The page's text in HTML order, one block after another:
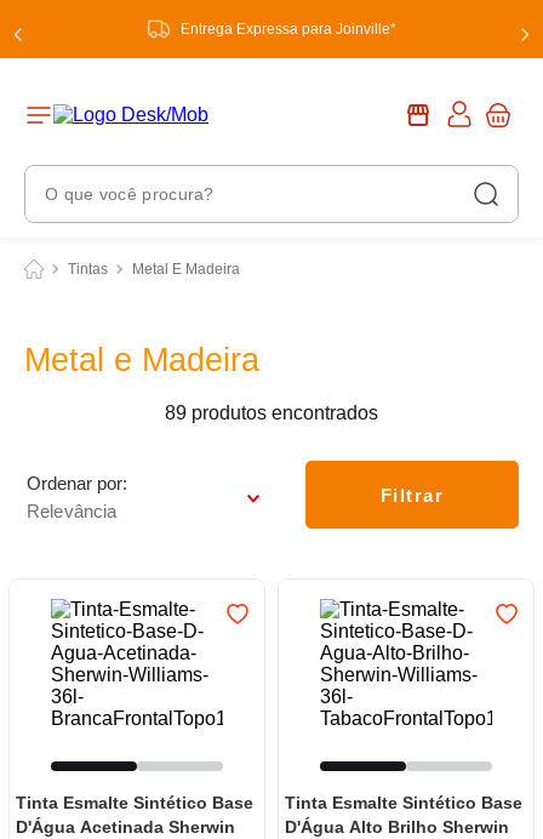
Entrega Expressa para Joinville*
O que você procura?
Tintas Metal E Madeira
Metal e Madeira
89 produtos
Ordenar por
Relevância
Filtrar
Tinta Esmalte Sintético Base
D'Água Acetinada Sherwin
Tinta Esmalte Sintético Base
D'Água Alto Brilho Sherwin
Termos Mais Buscados
2º tinta
5º
6º banheiro
8º panelas
9º varal
10º caneca